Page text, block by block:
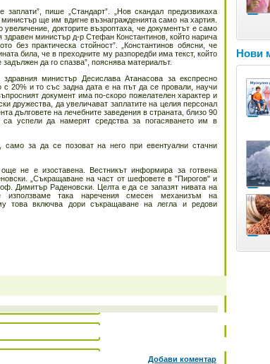
пише „Стандарт”. „Нов скандал предизвикаха
ще им вдигне възнагражденията само на хартия.
докторите възроптаха, че документът е само
министър д-р Стефан Константинов, който нарича
без практическа стойност”. „Константинов обясни, че
била, че в преходните му разпоредби има текст, който
да го спазва”, пояснява материалът.
министър Десислава Атанасова за експресно
20% и то със задна дата е на път да се провали, научи
документ има по-скоро пожелателен характер и
дружества, да увеличават заплатите на целия персонал
дълговете на лечебните заведения в страната, близо 90
успели да намерят средства за погасяването им в
само за да се позоват на него при евентуални стачни
не е изоставена. Вестникът информира за готвена
„Съкращаване на част от шефовете в "Пирогов" и
Димитър Раденовски. Целта е да се запазят нивата на
използваме така наречения смесен механизъм на
това включва дори съкращаване на легла и редови
Добави коментар
Нови